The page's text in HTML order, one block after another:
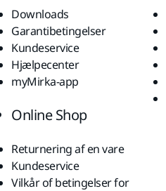
Downloads
Garantibetingelser
Kundeservice
Hjælpecenter
myMirka-app
Online Shop
Returnering af en vare
Kundeservice
Vilkår of betingelser for